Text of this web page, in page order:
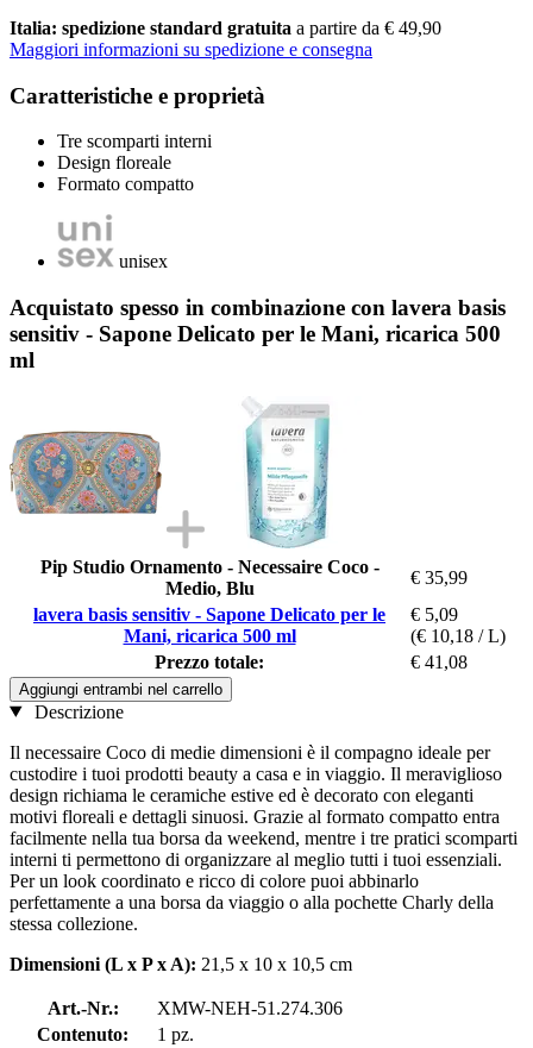
Italia: spedizione standard gratuita a partire da € 49,90
Maggiori informazioni su spedizione e consegna
Caratteristiche e proprietà
Tre scomparti interni
Design floreale
Formato compatto
unisex
Acquistato spesso in combinazione con lavera basis
sensitiv - Sapone Delicato per le Mani, ricarica 500
ml
Pip Studio Ornamento - Necessaire Coco -
Medio, Blu
€ 35,99
lavera basis sensitiv - Sapone Delicato per le
Mani, ricarica 500 ml
€ 5,09
(€ 10,18 / L)
Prezzo totale:
€ 41,08
Aggiungi entrambi nel carrello
Descrizione
Il necessaire Coco di medie dimensioni è il compagno ideale per
custodire i tuoi prodotti beauty a casa e in viaggio. Il meraviglioso
design richiama le ceramiche estive ed è decorato con eleganti
motivi floreali e dettagli sinuosi. Grazie al formato compatto entra
facilmente nella tua borsa da weekend, mentre i tre pratici scomparti
interni ti permettono di organizzare al meglio tutti i tuoi essenziali.
Per un look coordinato e ricco di colore puoi abbinarlo
perfettamente a una borsa da viaggio o alla pochette Charly della
stessa collezione.
Dimensioni (L x P x A): 21,5 x 10 x 10,5 cm
Art.-Nr.:
XMW-NEH-51.274.306
Contenuto:
1 pz.